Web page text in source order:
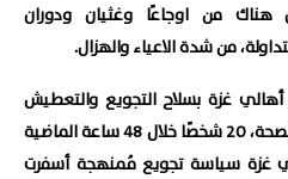
هناك من اوجاعًا وغثيان ودوران
من شدة الاعياء والهزال.
يحارب أهالي غزة بسلاح التجويع والتعطيش
القاتل والذي حصد، بحسب وزارة الصحة، 20 شخصًا خلال 48 ساعة الماضية
غزة سياسة تجويع مُمنهجة أسفرت